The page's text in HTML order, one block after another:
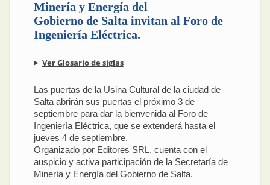
Minería y Energía del
Gobierno de Salta invitan al Foro de
Ingeniería Eléctrica.
Ver Glosario de siglas
Las puertas de la Usina Cultural de la ciudad de
Salta abrirán sus puertas el próximo 3 de
septiembre para dar la bienvenida al Foro de
Ingeniería Eléctrica, que se extenderá hasta el
jueves 4 de septiembre.
Organizado por Editores SRL, cuenta con el
auspicio y activa participación de la Secretaría de
Minería y Energía del Gobierno de Salta.